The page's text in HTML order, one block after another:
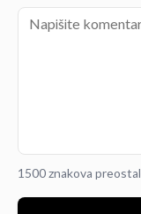
1500 znakova